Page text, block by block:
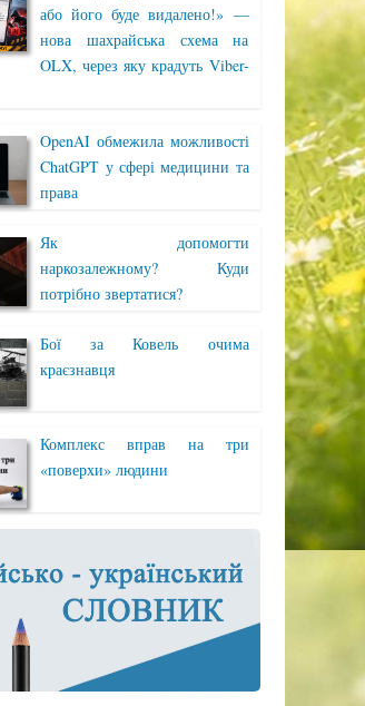
або його буде видалено!» —
нова шахрайська схема на
OLX, через яку крадуть Viber-
OpenAI обмежила можливості
ChatGPT у сфері медицини та
права
Як допомогти
наркозалежному? Куди
потрібно звертатися?
Бої за Ковель очима
краєзнавця
Комплекс вправ на три
«поверхи» людини